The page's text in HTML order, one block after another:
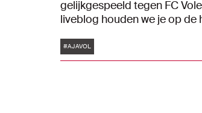
gelijkgespeeld tegen FC
liveblog houden we je op de
Tags
#AJAVOL